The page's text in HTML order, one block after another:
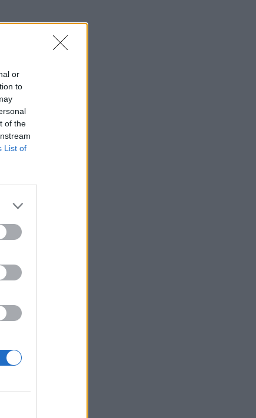
or
to
of the
List of
Παναθηναϊκός – ΤΣΣΚΑ 1948 1-1:
«Βραχυκύκλωσε» και τώρα όλα για
όλα στη Βουλγαρία